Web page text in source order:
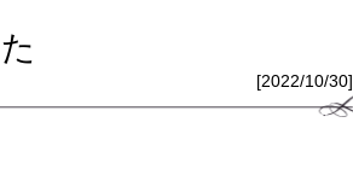
[2022/10/30]